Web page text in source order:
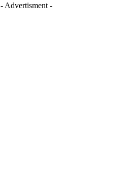
- Advertisment -